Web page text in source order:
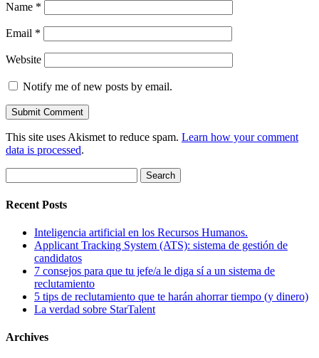
Name *
Email *
Website
Notify me of new posts by email.
This site uses Akismet to reduce spam. Learn how your comment
data is processed.
for:
Recent Posts
Inteligencia artificial en los Recursos Humanos.
Applicant Tracking System (ATS): sistema de gestión de
candidatos
7 consejos para que tu jefe/a le diga sí a un sistema de
reclutamiento
5 tips de reclutamiento que te harán ahorrar tiempo (y dinero)
La verdad sobre StarTalent
Archives